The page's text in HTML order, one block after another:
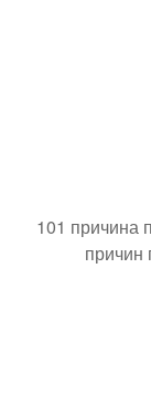
101
причин